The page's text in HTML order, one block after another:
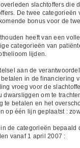
slachtoffers
De twee
bonus voor de
heeft van een
categorieën van
lijden.
aan de
in de financiering
vroeg voor de
om te
te betalen en het
op één lijn geplaatst :
de categorieën
vanaf 1 april 2007 :